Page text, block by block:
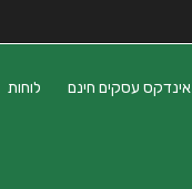
אינדקס עסקים חינם לוחות